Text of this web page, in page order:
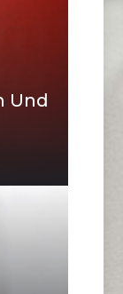
Und